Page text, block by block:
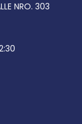
NRO. 303